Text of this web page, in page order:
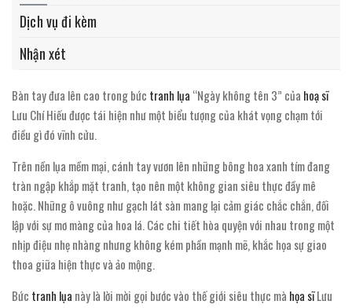
Dịch vụ đi kèm
Nhận xét
Bàn tay đưa lên cao trong bức tranh lụa “Ngày không tên 3” của hoạ sĩ
Lưu Chí Hiếu được tái hiện như một biểu tượng của khát vọng chạm tới
điều gì đó vĩnh cửu.
Trên nền lụa mềm mại, cánh tay vươn lên những bông hoa xanh tím đang
tràn ngập khắp mặt tranh, tạo nên một không gian siêu thực đầy mê
hoặc. Những ô vuông như gạch lát sàn mang lại cảm giác chắc chắn, đối
lập với sự mơ màng của hoa lá. Các chi tiết hòa quyện với nhau trong một
nhịp điệu nhẹ nhàng nhưng không kém phần mạnh mẽ, khắc họa sự giao
thoa giữa hiện thực và ảo mộng.
Bức tranh lụa này là lời mời gọi bước vào thế giới siêu thực mà họa sĩLưu